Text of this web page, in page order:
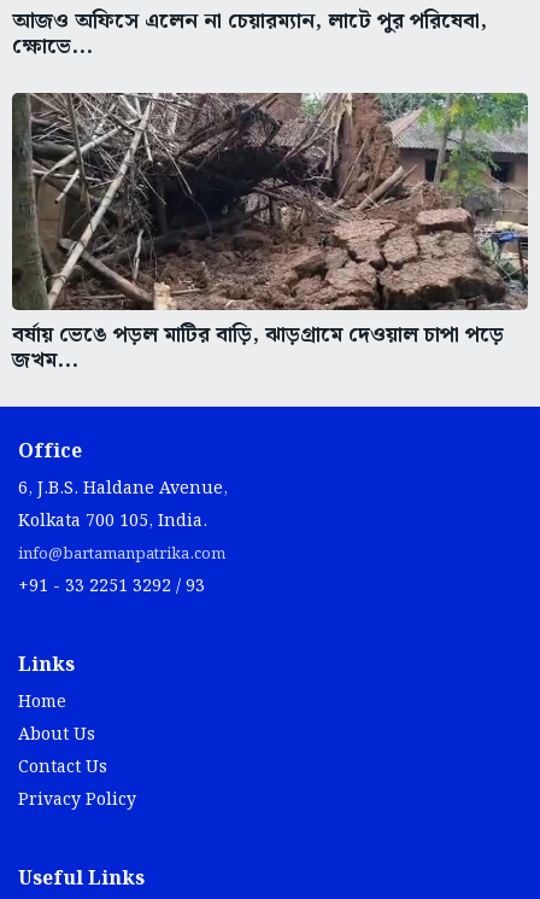
আজও অফিসে এলেন না চেয়ারম্যান, লাটে পুর পরিষেবা,
ক্ষোভে...
বর্ষায় ভেঙে পড়ল মাটির বাড়ি, ঝাড়গ্রামে দেওয়াল চাপা পড়ে
জখম...
Office
6, J.B.S. Haldane Avenue,
Kolkata 700 105, India.
info@bartamanpatrika.com
+91 - 33 2251 3292 / 93
Links
Home
About Us
Contact Us
Privacy Policy
Useful Links